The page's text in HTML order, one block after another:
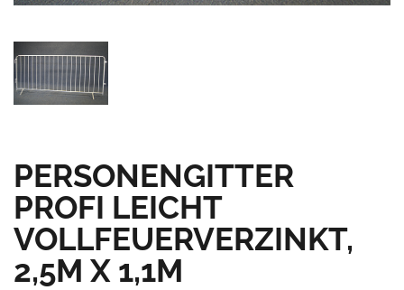
PERSONENGITTER
PROFI LEICHT
VOLLFEUERVERZINKT,
2,5M X 1,1M